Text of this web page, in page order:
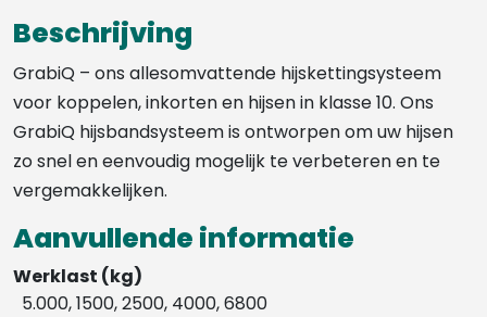
Beschrijving
GrabiQ – ons allesomvattende hijskettingsysteem
voor koppelen, inkorten en hijsen in klasse 10. Ons
GrabiQ hijsbandsysteem is ontworpen om uw hijsen
zo snel en eenvoudig mogelijk te verbeteren en te
vergemakkelijken.
Aanvullende informatie
Werklast (kg)
5.000, 1500, 2500, 4000, 6800